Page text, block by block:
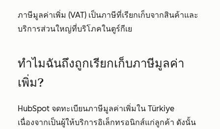
ภาษีมูลค่าเพิ่ม (VAT) เป็นภาษีที่เรียกเก็บจากสินค้าและ
บริการส่วนใหญ่ที่บริโภคในตูร์กีเย
ทำไมฉันถึงถูกเรียกเก็บภาษีมูลค่า
เพิ่ม?
HubSpot จดทะเบียนภาษีมูลค่าเพิ่มใน Türkiye
เนื่องจากเป็นผู้ให้บริการอิเล็กทรอนิกส์แก่ลูกค้า ดังนั้น